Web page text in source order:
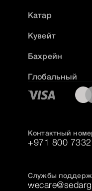
Катар
Кувейт
Бахрейн
Глобальный
Контактный
+971 800
Службы